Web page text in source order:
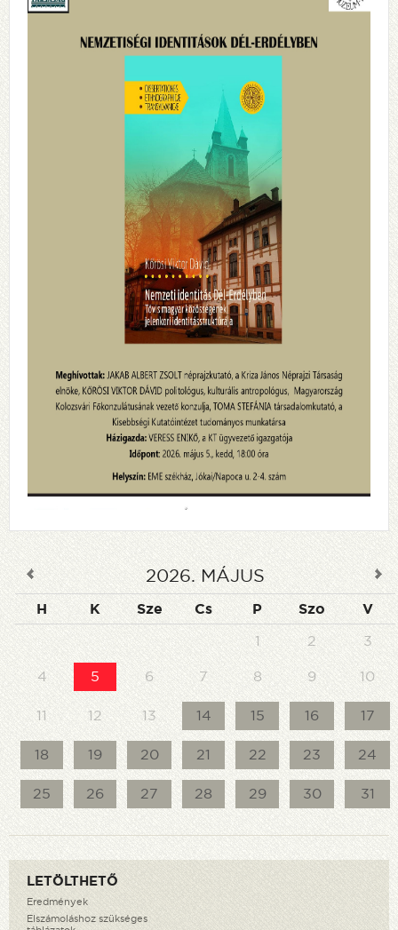
2026. MÁJUS
H K Sze Cs P Szo V
1 2 3
4 5 6 7 8 9 10
11 12 13 14 15 16 17
18 19 20 21 22 23 24
25 26 27 28 29 30 31
LETÖLTHETŐ
Eredmények
Elszámoláshoz szükséges